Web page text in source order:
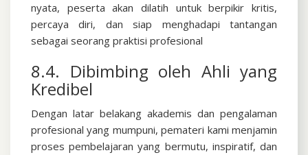
nyata, peserta akan dilatih untuk berpikir kritis,
percaya diri, dan siap menghadapi tantangan
sebagai seorang praktisi profesional
8.4. Dibimbing oleh Ahli yang
Kredibel
Dengan latar belakang akademis dan pengalaman
profesional yang mumpuni, pemateri kami menjamin
proses pembelajaran yang bermutu, inspiratif, dan